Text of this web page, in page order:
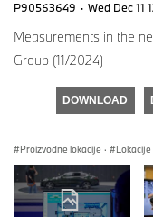
P90563649 · Wed Dec 11
Measurements in the
Group (11/2024)
DOWNLOAD
Proizvodne lokacije · Lokacije